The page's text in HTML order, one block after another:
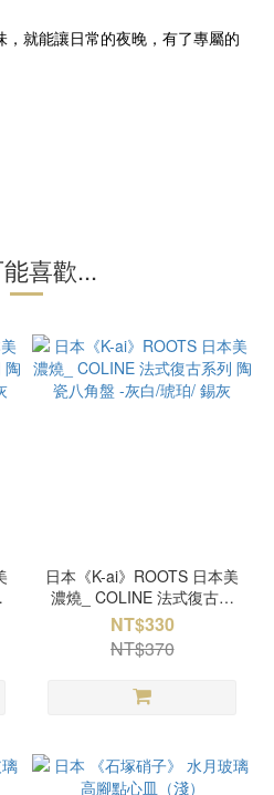
，就能讓日常的夜晚，有了專屬的
喜歡...
日本《K-ai》ROOTS 日本美
濃燒_ COLINE 法式復古系
列 陶瓷八角盤 -灰白/琥珀/ 錫
灰
NT$330
NT$370